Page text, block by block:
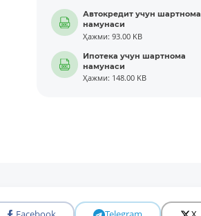
Автокредит учун шартнома
намунаси
Ҳажми: 93.00 KB
Ипотека учун шартнома
намунаси
Ҳажми: 148.00 KB